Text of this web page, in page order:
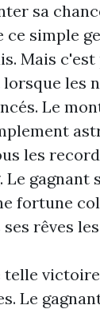
sa
ce simple
Mais
les
Le
les
Le gagnant
fortune
rêves
telle
Le